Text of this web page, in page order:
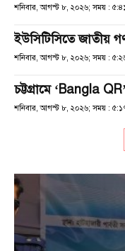
শনিবার, আগস্ট ৮, ২০২৬; সময় :
ইউসিটিসিতে জাতীয়
শনিবার, আগস্ট ৮, ২০২৬; সময় :
চট্টগ্রামে ‘Bangla
শনিবার, আগস্ট ৮, ২০২৬; সময় :